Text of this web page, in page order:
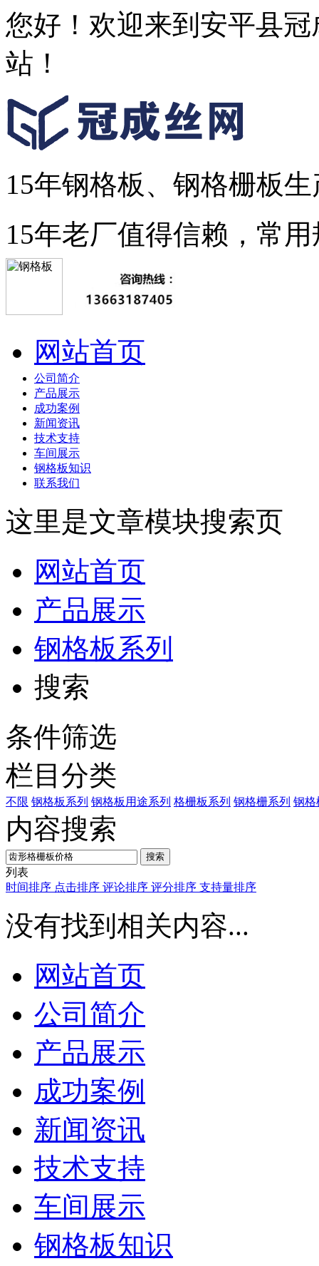
您好！欢迎来到安平县
站！
15年钢格板、钢格栅板
15年老厂值得信赖，常
网站首页
公司简介
产品展示
成功案例
新闻资讯
技术支持
车间展示
钢格板知识
联系我们
这里是文章模块搜索页
网站首页
产品展示
钢格板系列
搜索
条件筛选
栏目分类
不限 钢格板系列 钢格板用途系列 格栅板系列 钢格栅系列 钢格
内容搜索
搜索
列表
时间排序 点击排序 评论排序 评分排序 支持量排序
没有找到相关内容...
网站首页
公司简介
产品展示
成功案例
新闻资讯
技术支持
车间展示
钢格板知识